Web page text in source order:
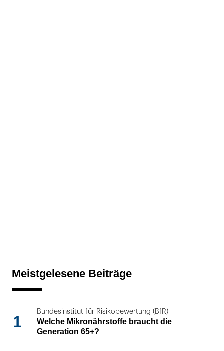
Meistgelesene Beiträge
1
Bundesinstitut für Risikobewertung (BfR)
Welche Mikronährstoffe braucht die
Generation 65+?